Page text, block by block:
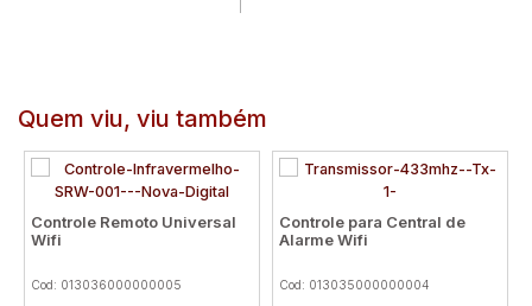
Quem viu, viu também
Controle Remoto Universal
Wifi
Cod: 013036000000005
Controle para Central de
Alarme Wifi
Cod: 013035000000004